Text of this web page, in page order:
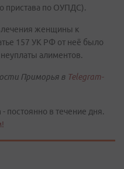
пристава по ОУПДС).
женщины к
157 УК РФ от неё было
алиментов.
Приморья в Telegram-
постоянно в течение дня.